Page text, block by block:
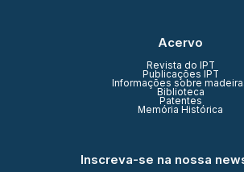
Acervo
Revista do IPT
Publicações IPT
Informações sobre
Biblioteca
Patentes
Memória Histórica
Inscreva-se na nossa